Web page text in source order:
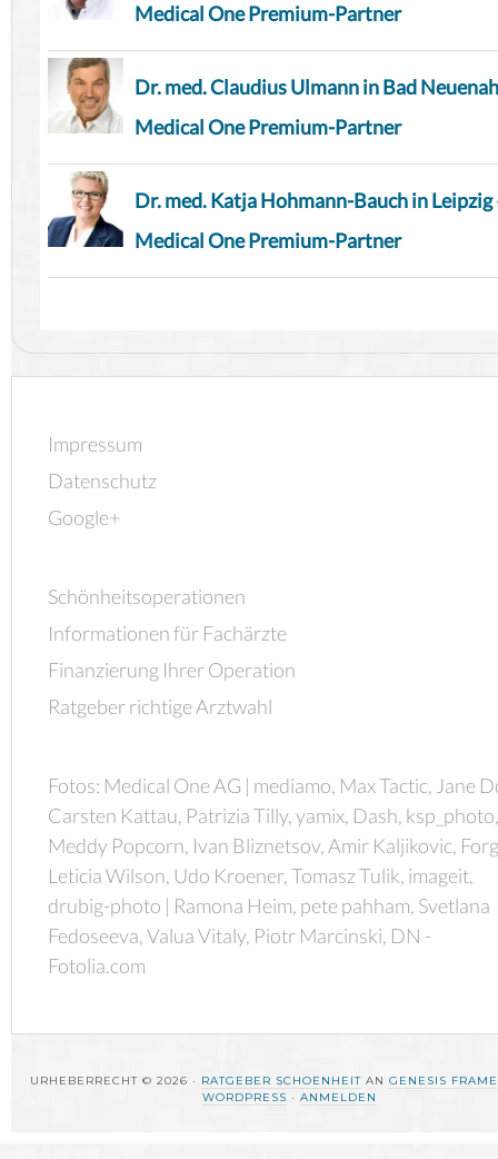
Medical One Premium-Partner
Dr. med. Claudius Ulmann in Bad
Medical One Premium-Partner
Dr. med. Katja Hohmann-Bauch in Leipzig
Medical One Premium-Partner
Impressum
Datenschutz
Google+
Schönheitsoperationen
Informationen für Fachärzte
Finanzierung Ihrer Operation
Ratgeber richtige Arztwahl
Fotos: Medical One AG | mediamo, Max Tactic, Jane
Carsten Kattau, Patrizia Tilly, yamix, Dash, ksp_photo,
Meddy Popcorn, Ivan Bliznetsov, Amir Kaljikovic,
Leticia Wilson, Udo Kroener, Tomasz Tulik, imageit,
drubig-photo | Ramona Heim, pete pahham, Svetlana
Fedoseeva, Valua Vitaly, Piotr Marcinski, DN -
Fotolia.com
URHEBERRECHT © 2026 · RATGEBER SCHOENHEIT AN GENESIS
WORDPRESS · ANMELDEN